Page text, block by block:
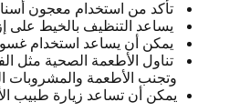
تأكد من استخدام معجون
يساعد التنظيف بالخيط على
يمكن أن يساعد استخدام غسول
تناول الأطعمة الصحية مثل
وتجنب الأطعمة
يمكن أن تساعد زيارة طبيب